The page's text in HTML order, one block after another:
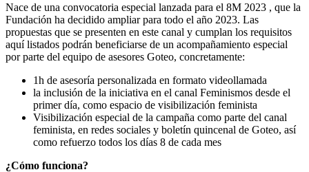
Nace de una convocatoria especial lanzada para el 8M 2023 , que la
Fundación ha decidido ampliar para todo el año 2023. Las
propuestas que se presenten en este canal y cumplan los requisitos
aquí listados podrán beneficiarse de un acompañamiento especial
por parte del equipo de asesores Goteo, concretamente:
1h de asesoría personalizada en formato videollamada
la inclusión de la iniciativa en el canal Feminismos desde el
primer día, como espacio de visibilización feminista
Visibilización especial de la campaña como parte del canal
feminista, en redes sociales y boletín quincenal de Goteo, así
como refuerzo todos los días 8 de cada mes
¿Cómo funciona?